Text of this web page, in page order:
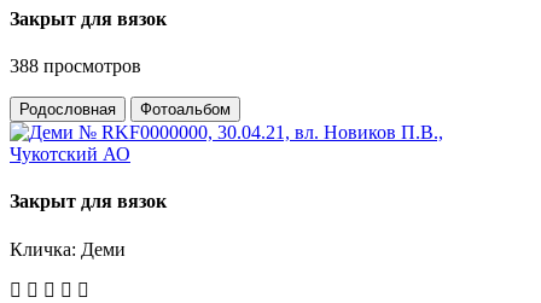
Закрыт для вязок
388 просмотров
Родословная Фотоальбом
Закрыт для вязок
Кличка: Деми